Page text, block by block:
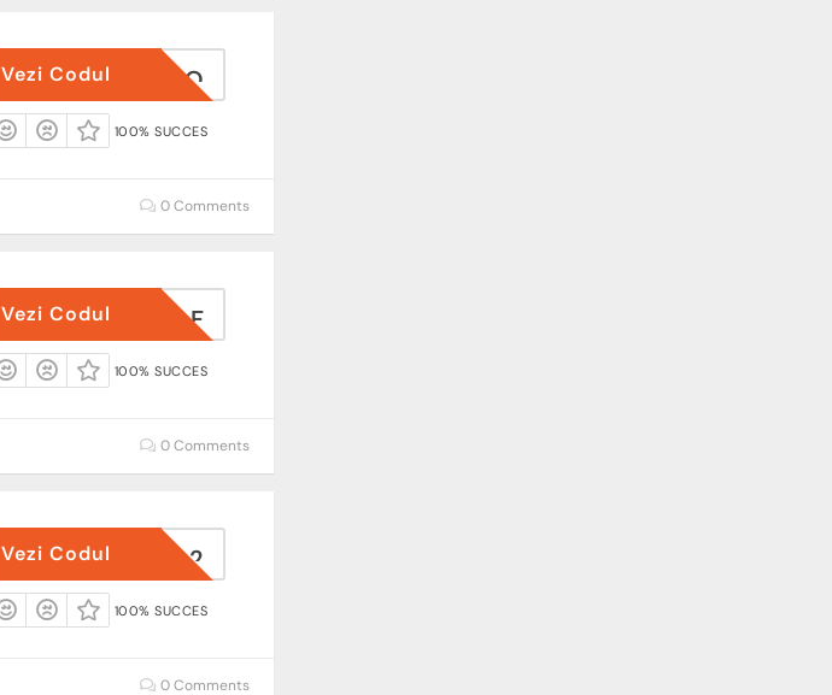
00GT5PRO
Vezi Codul
100% SUCCES
0 Comments
025FEBAF
Vezi Codul
100% SUCCES
0 Comments
A300D2
Vezi Codul
100% SUCCES
0 Comments